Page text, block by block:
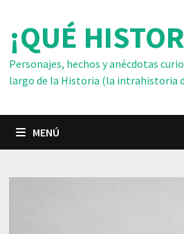
contenido
¡QUÉ
Personajes, hechos y anécdotas
largo de la Historia (la intrahistoria
MENÚ